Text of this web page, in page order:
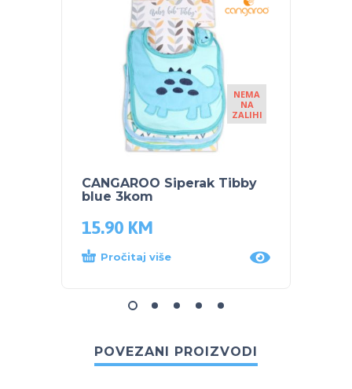
NEMA
NA
ZALIHI
CANGAROO Siperak Tibby
blue 3kom
15.90 KM
Pročitaj više
POVEZANI PROIZVODI